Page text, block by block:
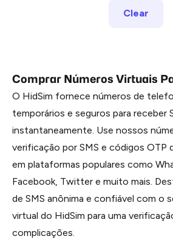
Clear
Comprar Números Virtuais
O HidSim fornece números de
temporários e seguros para receber
instantaneamente. Use nossos
verificação por SMS e códigos OTP
em plataformas populares como
Facebook, Twitter e muito mais.
de SMS anônima e confiável com o
virtual do HidSim para uma
complicações.